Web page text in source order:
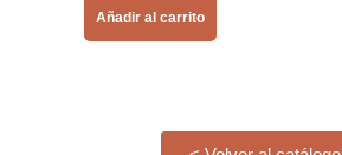
Añadir al carrito